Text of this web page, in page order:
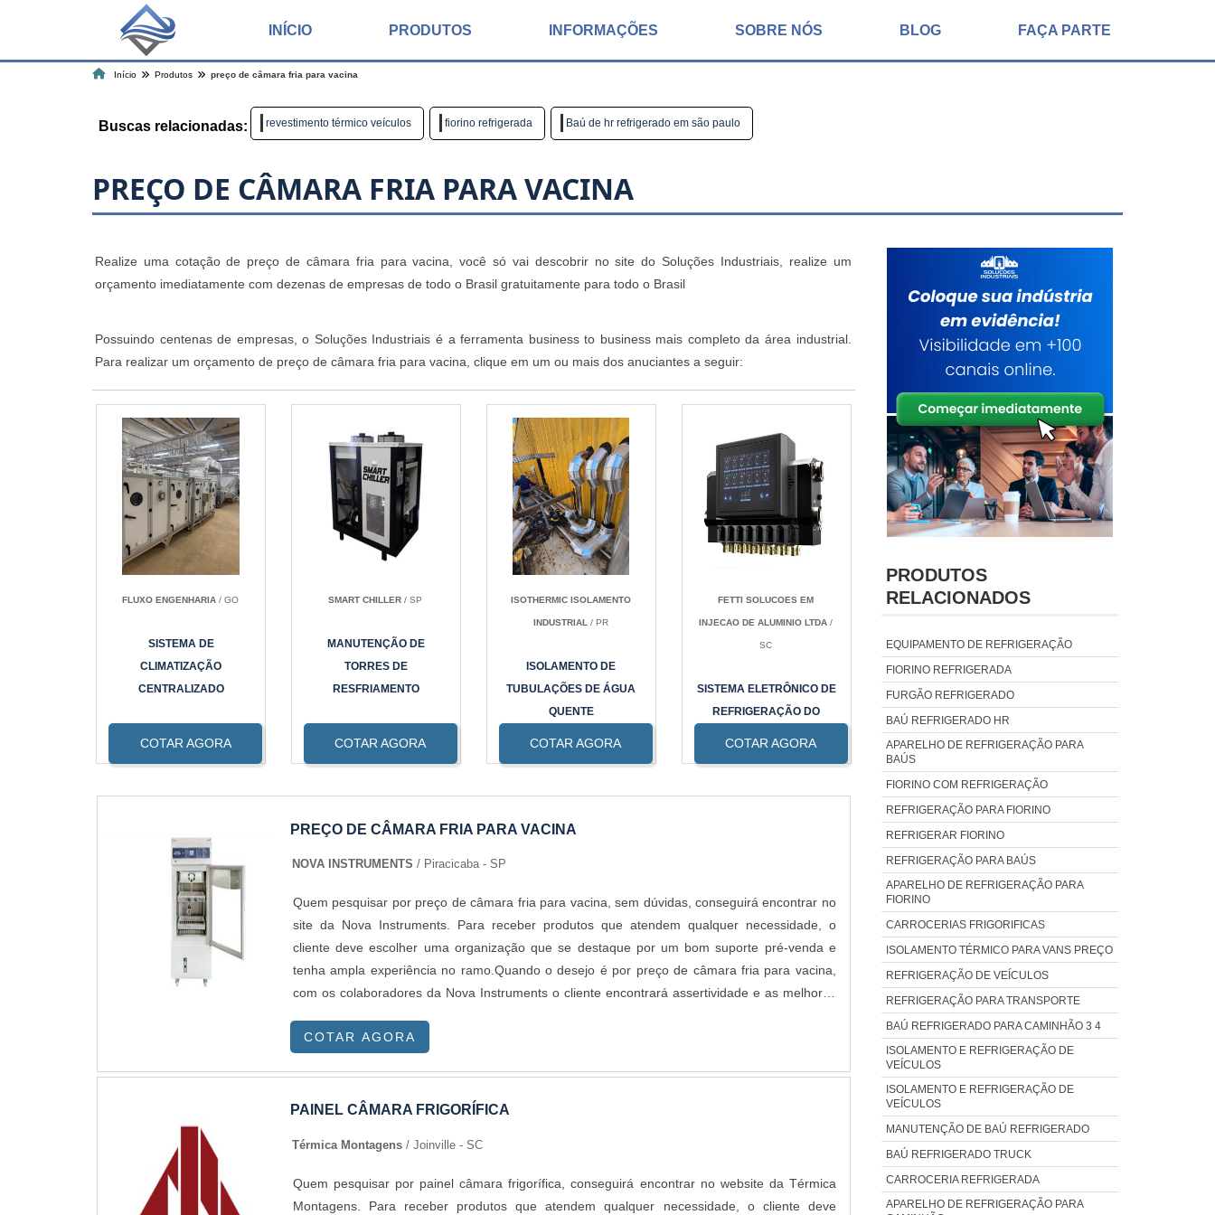
INÍCIO PRODUTOS INFORMAÇÕES SOBRE NÓS BLOG FAÇA PARTE
Início Produtos preço de câmara fria para vacina
Buscas relacionadas: revestimento térmico veículos fiorino refrigerada Baú de hr refrigerado em são paulo
PREÇO DE CÂMARA FRIA PARA VACINA
Realize uma cotação de preço de câmara fria para vacina, você só vai descobrir no site do Soluções Industriais, realize um
orçamento imediatamente com dezenas de empresas de todo o Brasil gratuitamente para todo o Brasil
Possuindo centenas de empresas, o Soluções Industriais é a ferramenta business to business mais completo da área industrial.
Para realizar um orçamento de preço de câmara fria para vacina, clique em um ou mais dos anuciantes a seguir:
FLUXO ENGENHARIA / GO
SISTEMA DE
CLIMATIZAÇÃO
CENTRALIZADO
COTAR AGORA
SMART CHILLER / SP
MANUTENÇÃO DE
TORRES DE
RESFRIAMENTO
COTAR AGORA
ISOTHERMIC ISOLAMENTO
INDUSTRIAL/ PR
ISOLAMENTO DE
TUBULAÇÕES DE ÁGUA
QUENTE
COTAR AGORA
FETTI SOLUCOES EM
INJECAO DE ALUMINIO LTDA /
SC
SISTEMA ELETRÔNICO DE
REFRIGERAÇÃO DO
COTAR AGORA
PREÇO DE CÂMARA FRIA PARA VACINA
NOVA INSTRUMENTS / Piracicaba - SP
Quem pesquisar por preço de câmara fria para vacina, sem dúvidas, conseguirá encontrar no
site da Nova Instruments. Para receber produtos que atendem qualquer necessidade, o
cliente deve escolher uma organização que se destaque por um bom suporte pré-venda e
tenha ampla experiência no ramo.Quando o desejo é por preço de câmara fria para vacina,
com os colaboradores da Nova Instruments o cliente encontrará assertividade e as melhores
PREÇO DE CÂMARA FRIA PARA VACINAA Nova Instruments objetiva sua energia em
câmara fria para vacina com ótima qualidade.Há muitas maneiras eficientes de uma
Instruments se mostra referência por ter: Atendimento personalizado; Colaboradores
COTAR AGORA
PAINEL CÂMARA FRIGORÍFICA
Térmica Montagens / Joinville - SC
Quem pesquisar por painel câmara frigorífica, conseguirá encontrar no website da Térmica
Montagens. Para receber produtos que atendem qualquer necessidade, o cliente deve
PRODUTOS
RELACIONADOS
EQUIPAMENTO DE REFRIGERAÇÃO
FIORINO REFRIGERADA
FURGÃO REFRIGERADO
BAÚ REFRIGERADO HR
APARELHO DE REFRIGERAÇÃO PARA
BAÚS
FIORINO COM REFRIGERAÇÃO
REFRIGERAÇÃO PARA FIORINO
REFRIGERAR FIORINO
REFRIGERAÇÃO PARA BAÚS
APARELHO DE REFRIGERAÇÃO PARA
FIORINO
CARROCERIAS FRIGORIFICAS
ISOLAMENTO TÉRMICO PARA VANS PREÇO
REFRIGERAÇÃO DE VEÍCULOS
REFRIGERAÇÃO PARA TRANSPORTE
BAÚ REFRIGERADO PARA CAMINHÃO 3 4
ISOLAMENTO E REFRIGERAÇÃO DE
VEÍCULOS
ISOLAMENTO E REFRIGERAÇÃO DE
VEÍCULOS
MANUTENÇÃO DE BAÚ REFRIGERADO
BAÚ REFRIGERADO TRUCK
CARROCERIA REFRIGERADA
APARELHO DE REFRIGERAÇÃO PARA